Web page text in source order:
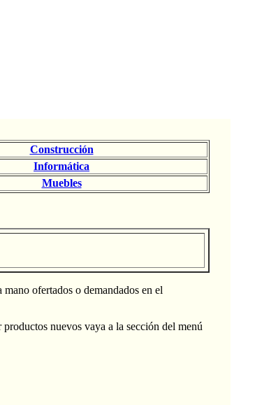
Construcción
Informática
Muebles
ofertados o demandados en el
nuevos vaya a la sección del menú